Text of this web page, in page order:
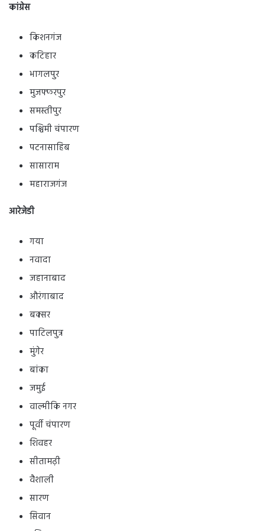
कांग्रेस
किशनगंज
कटिहार
भागलपुर
मुजफ्फरपुर
समस्तीपुर
पश्चिमी चंपारण
पटनासाहिब
सासाराम
महाराजगंज
आरेजेडी
गया
नवादा
जहानाबाद
औरंगाबाद
बक्सर
पाटिलपुत्र
मुंगेर
बांका
जमुई
वाल्मीकि नगर
पूर्वी चंपारण
शिवहर
सीतामढ़ी
वैशाली
सारण
सिवान